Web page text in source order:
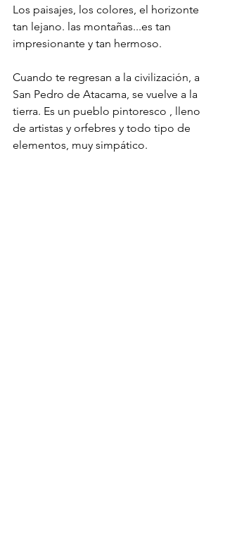
Los paisajes, los colores, el horizonte
tan lejano. las montañas...es tan
impresionante y tan hermoso.
Cuando te regresan a la civilización, a
San Pedro de Atacama, se vuelve a la
tierra. Es un pueblo pintoresco , lleno
de artistas y orfebres y todo tipo de
elementos, muy simpático.